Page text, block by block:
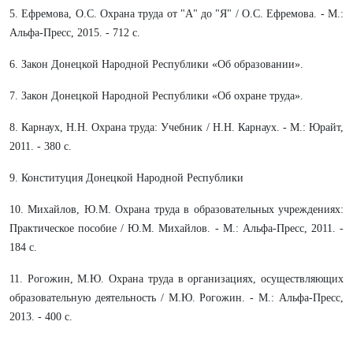
5. Ефремова, О.С. Охрана труда от "А" до "Я" / О.С. Ефремова. - М.:
Альфа-Пресс, 2015. - 712 c.
6. Закон Донецкой Народной Республики «Об образовании».
7. Закон Донецкой Народной Республики «Об охране труда».
8. Карнаух, Н.Н. Охрана труда: Учебник / Н.Н. Карнаух. - М.: Юрайт,
2011. - 380 c.
9. Конституция Донецкой Народной Республики
10. Михайлов, Ю.М. Охрана труда в образовательных учреждениях:
Практическое пособие / Ю.М. Михайлов. - М.: Альфа-Пресс, 2011. -
184 c.
11. Рогожин, М.Ю. Охрана труда в организациях, осуществляющих
образовательную деятельность / М.Ю. Рогожин. - М.: Альфа-Пресс,
2013. - 400 c.